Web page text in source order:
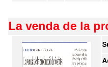
La venda de la